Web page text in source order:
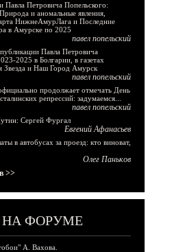
Павла Петровича Попельского:
и аномальные явления,
НижнеАмурЛага и Последние
в Амурске по 2025
павел попельский
Павла Петровича
2025 в Болгарии, в газетах
Звезда и Наш Город Амурск
павел попельский
продолжает отмечать День
репрессий: задумаемся...
павел попельский
Сергей Фургал
Евгений Афанасьев
в автобусах за проезд: кто виноват,
Олег Паньков
>>
НА ФОРУМЕ
А. Вахова.